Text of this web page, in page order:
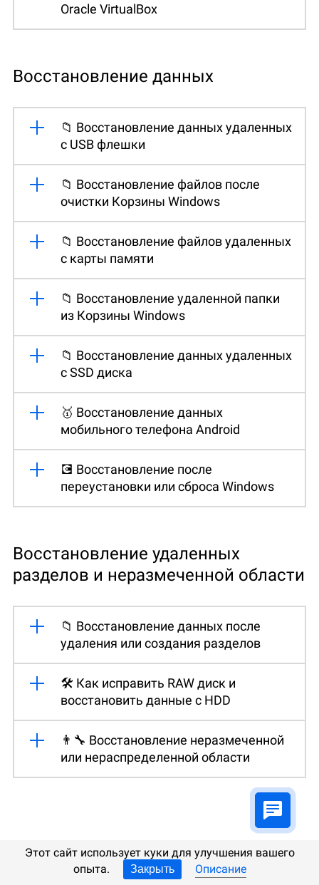
Oracle VirtualBox
Восстановление данных
📁 Восстановление данных удаленных
с USB флешки
📁 Восстановление файлов после
очистки Корзины Windows
📁 Восстановление файлов удаленных
с карты памяти
📁 Восстановление удаленной папки
из Корзины Windows
📁 Восстановление данных удаленных
с SSD диска
🥇 Восстановление данных
мобильного телефона Android
💽 Восстановление после
переустановки или сброса Windows
Восстановление удаленных
разделов и неразмеченной области
📁 Восстановление данных после
удаления или создания разделов
🛠️ Как исправить RAW диск и
восстановить данные с HDD
👨‍🔧 Восстановление неразмеченной
или нераспределенной области
Этот сайт использует куки для улучшения вашего
опыта.
Закрыть Описание